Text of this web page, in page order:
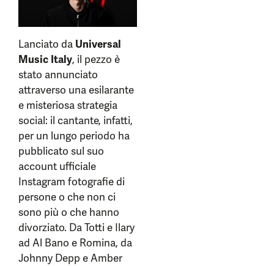
Lanciato da Universal
Music Italy, il pezzo è
stato annunciato
attraverso una esilarante
e misteriosa strategia
social: il cantante, infatti,
per un lungo periodo ha
pubblicato sul suo
account ufficiale
Instagram fotografie di
persone o che non ci
sono più o che hanno
divorziato. Da Totti e Ilary
ad Al Bano e Romina, da
Johnny Depp e Amber